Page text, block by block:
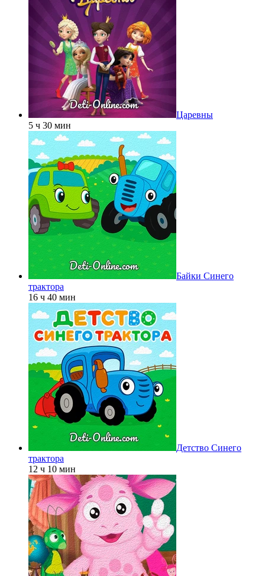
Царевны
5 ч 30 мин
Байки Синего
трактора
16 ч 40 мин
Детство Синего
трактора
12 ч 10 мин